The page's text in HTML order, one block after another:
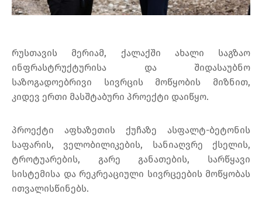
რუსთავის მერიამ, ქალაქში ახალი საგზაო
ინფრასტრუქტურისა და შიდასაუბნო
საზოგადოებრივი სივრცის მოწყობის მიზნით,
კიდევ ერთი მასშტაბური პროექტი დაიწყო.
პროექტი აფხაზეთის ქუჩაზე ასფალტ-ბეტონის
საფარის, ველობილიკების, სანიაღვრე ქსელის,
ტროტუარების, გარე განათების, სარწყავი
სისტემისა და რეკრეაციული სივრცეების მოწყობას
ითვალისწინებს.